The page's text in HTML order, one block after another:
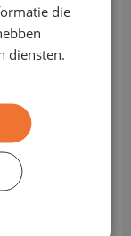
die
diensten.